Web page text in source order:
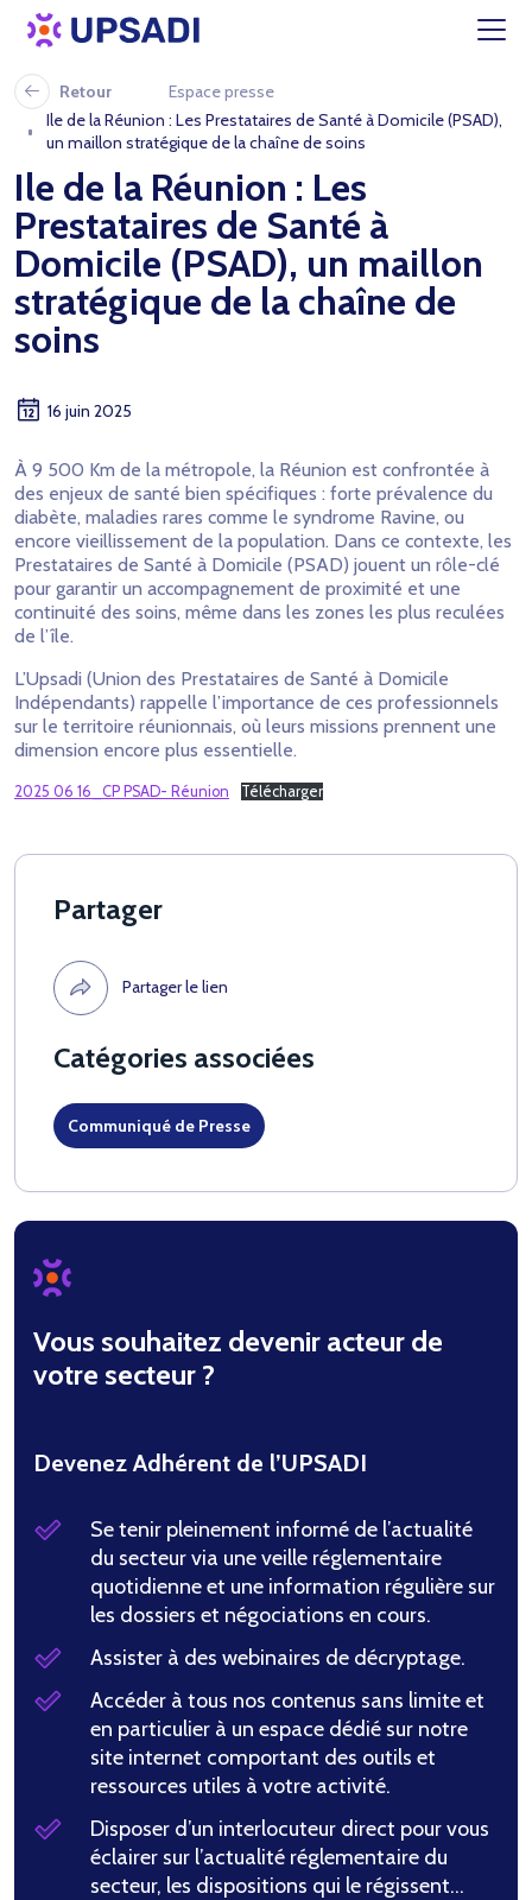
Retour
Espace presse
Ile de la Réunion : Les Prestataires de Santé à Domicile (PSAD),
un maillon stratégique de la chaîne de soins
Ile de la Réunion : Les
Prestataires de Santé à
Domicile (PSAD), un maillon
stratégique de la chaîne de
soins
16 juin 2025
À 9 500 Km de la métropole, la Réunion est confrontée à
des enjeux de santé bien spécifiques : forte prévalence du
diabète, maladies rares comme le syndrome Ravine, ou
encore vieillissement de la population. Dans ce contexte, les
Prestataires de Santé à Domicile (PSAD) jouent un rôle-clé
pour garantir un accompagnement de proximité et une
continuité des soins, même dans les zones les plus reculées
de l’île.
L’Upsadi (Union des Prestataires de Santé à Domicile
Indépendants) rappelle l’importance de ces professionnels
sur le territoire réunionnais, où leurs missions prennent une
dimension encore plus essentielle.
2025 06 16_CP PSAD- Réunion Télécharger
Partager
Partager le lien
Catégories associées
Communiqué de Presse
Vous souhaitez devenir acteur de
votre secteur ?
Devenez Adhérent de l’UPSADI
Se tenir pleinement informé de l’actualité
du secteur via une veille réglementaire
quotidienne et une information régulière sur
les dossiers et négociations en cours.
Assister à des webinaires de décryptage.
Accéder à tous nos contenus sans limite et
en particulier à un espace dédié sur notre
site internet comportant des outils et
ressources utiles à votre activité.
Disposer d’un interlocuteur direct pour vous
éclairer sur l’actualité réglementaire du
secteur, les dispositions qui le régissent…